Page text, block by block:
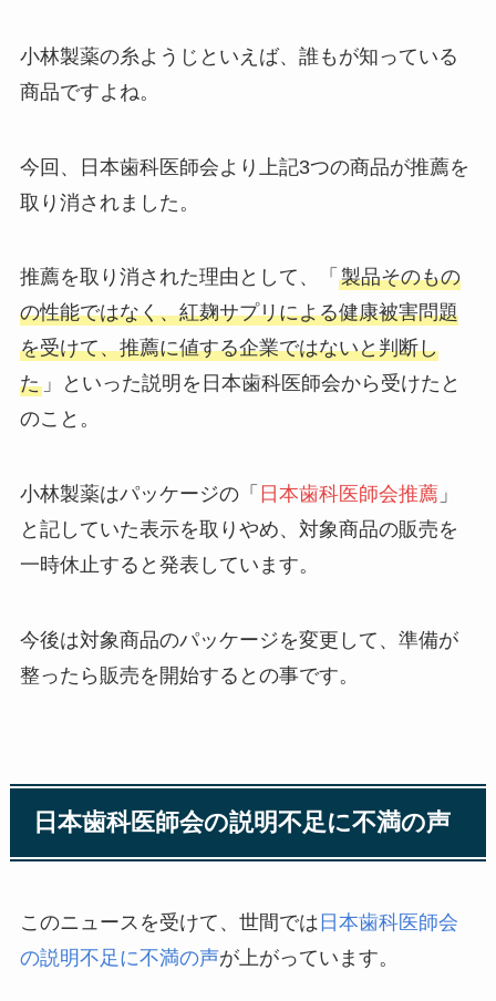
小林製薬の糸ようじといえば、誰もが知っている
商品ですよね。
今回、日本歯科医師会より上記3つの商品が推薦を
取り消されました。
推薦を取り消された理由として、「 製品そのもの
の性能ではなく、紅麹サプリによる健康被害問題
を受けて、推薦に値する企業ではないと判断し
た」といった説明を日本歯科医師会から受けたと
のこと。
小林製薬はパッケージの「 日本歯科医師会推薦 」
と記していた表示を取りやめ、対象商品の販売を
一時休止すると発表しています。
今後は対象商品のパッケージを変更して、準備が
整ったら販売を開始するとの事です。
日本歯科医師会の説明不足に不満の声
このニュースを受けて、世間では 日本歯科医師会
の説明不足に不満の声が上がっています。